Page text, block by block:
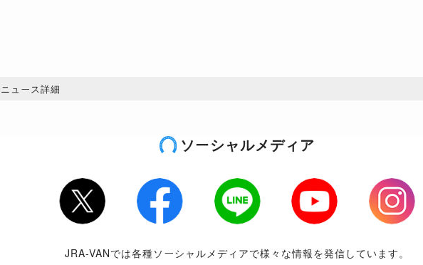
ニュース詳細
ソーシャルメディア
Twitter Facebook LINE Youtube
Instagram
JRA-VANでは各種ソーシャルメディアで様々な情報を発信しています。